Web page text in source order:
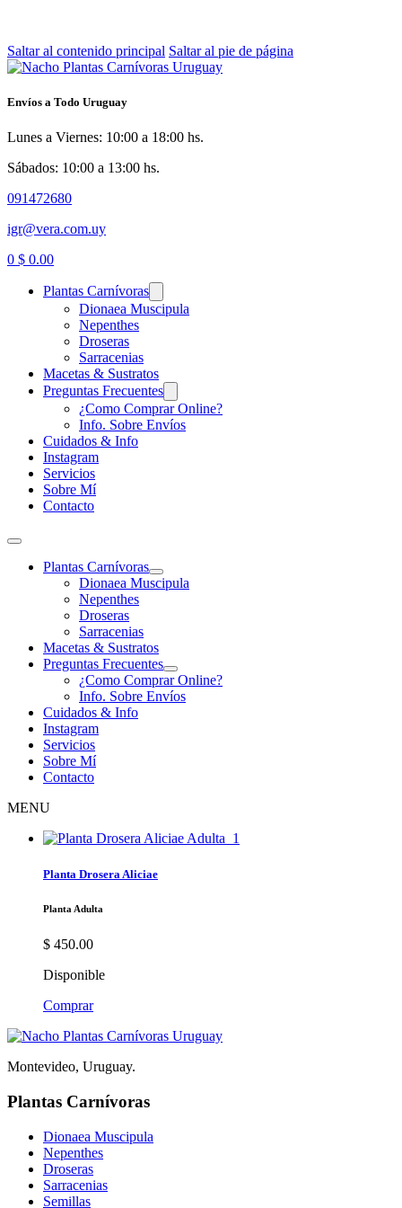
Saltar al contenido principal Saltar al pie de página
Envíos a Todo Uruguay
Lunes a Viernes: 10:00 a 18:00 hs.
Sábados: 10:00 a 13:00 hs.
091472680
igr@vera.com.uy
0 $ 0.00
Plantas Carnívoras
Dionaea Muscipula
Nepenthes
Droseras
Sarracenias
Macetas & Sustratos
Preguntas Frecuentes
¿Como Comprar Online?
Info. Sobre Envíos
Cuidados & Info
Instagram
Servicios
Sobre Mí
Contacto
Plantas Carnívoras
Dionaea Muscipula
Nepenthes
Droseras
Sarracenias
Macetas & Sustratos
Preguntas Frecuentes
¿Como Comprar Online?
Info. Sobre Envíos
Cuidados & Info
Instagram
Servicios
Sobre Mí
Contacto
MENU
Planta Drosera Aliciae
Planta Adulta
$ 450.00
Disponible
Comprar
Montevideo, Uruguay.
Plantas Carnívoras
Dionaea Muscipula
Nepenthes
Droseras
Sarracenias
Semillas